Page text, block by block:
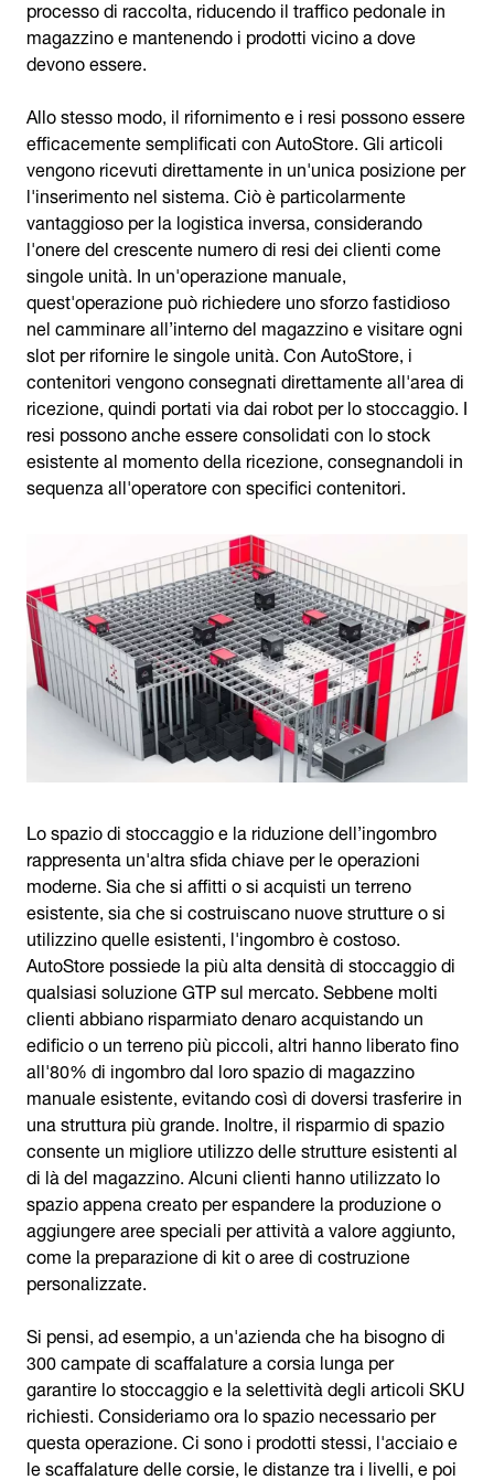
processo di raccolta, riducendo il traffico pedonale in
magazzino e mantenendo i prodotti vicino a dove
devono essere.
Allo stesso modo, il rifornimento e i resi possono essere
efficacemente semplificati con AutoStore. Gli articoli
vengono ricevuti direttamente in un'unica posizione per
l'inserimento nel sistema. Ciò è particolarmente
vantaggioso per la logistica inversa, considerando
l'onere del crescente numero di resi dei clienti come
singole unità. In un'operazione manuale,
quest'operazione può richiedere uno sforzo fastidioso
nel camminare all’interno del magazzino e visitare ogni
slot per rifornire le singole unità. Con AutoStore, i
contenitori vengono consegnati direttamente all'area di
ricezione, quindi portati via dai robot per lo stoccaggio. I
resi possono anche essere consolidati con lo stock
esistente al momento della ricezione, consegnandoli in
sequenza all'operatore con specifici contenitori.
Lo spazio di stoccaggio e la riduzione dell’ingombro
rappresenta un'altra sfida chiave per le operazioni
moderne. Sia che si affitti o si acquisti un terreno
esistente, sia che si costruiscano nuove strutture o si
utilizzino quelle esistenti, l'ingombro è costoso.
AutoStore possiede la più alta densità di stoccaggio di
qualsiasi soluzione GTP sul mercato. Sebbene molti
clienti abbiano risparmiato denaro acquistando un
edificio o un terreno più piccoli, altri hanno liberato fino
all'80% di ingombro dal loro spazio di magazzino
manuale esistente, evitando così di doversi trasferire in
una struttura più grande. Inoltre, il risparmio di spazio
consente un migliore utilizzo delle strutture esistenti al
di là del magazzino. Alcuni clienti hanno utilizzato lo
spazio appena creato per espandere la produzione o
aggiungere aree speciali per attività a valore aggiunto,
come la preparazione di kit o aree di costruzione
personalizzate.
Si pensi, ad esempio, a un'azienda che ha bisogno di
300 campate di scaffalature a corsia lunga per
garantire lo stoccaggio e la selettività degli articoli SKU
richiesti. Consideriamo ora lo spazio necessario per
questa operazione. Ci sono i prodotti stessi, l'acciaio e
le scaffalature delle corsie, le distanze tra i livelli, e poi